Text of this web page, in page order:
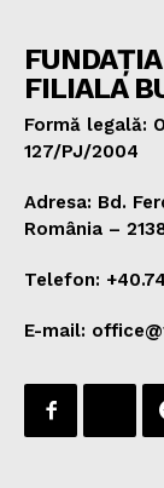
FILIALA
Formă legală:
127/PJ/2004
Adresa: Bd.
România –
Telefon:
E-mail: